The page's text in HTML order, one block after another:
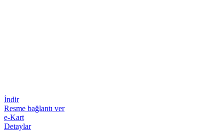
İndir
Resme bağlantı ver
e-Kart
Detaylar